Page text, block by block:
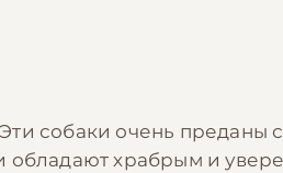
собаки очень преданы
обладают храбрым и